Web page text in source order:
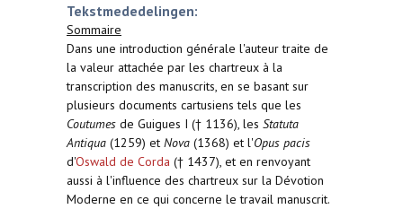
Tekstmededelingen:
Sommaire
Dans une introduction générale l'auteur traite de
la valeur attachée par les chartreux à la
transcription des manuscrits, en se basant sur
plusieurs documents cartusiens tels que les
Coutumes de Guigues I († 1136), les Statuta
Antiqua (1259) et Nova (1368) et l'Opus pacis
d'Oswald de Corda († 1437), et en renvoyant
aussi à l'influence des chartreux sur la Dévotion
Moderne en ce qui concerne le travail manuscrit.